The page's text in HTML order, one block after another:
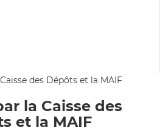
la Caisse des
et la MAIF